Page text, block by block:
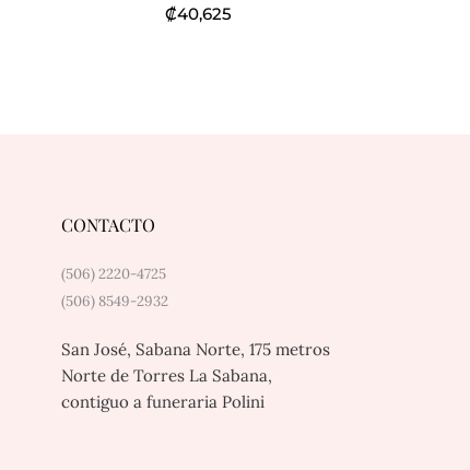
₡40,625
CONTACTO
(506) 2220-4725
(506) 8549-2932
San José, Sabana Norte, 175 metros
Norte de Torres La Sabana,
contiguo a funeraria Polini